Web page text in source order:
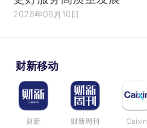
2026年08月10日
财新移动
财新 财新周刊 Caixin